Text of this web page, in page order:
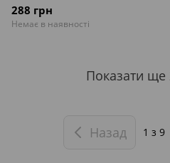
288 грн
Немає в наявності
Показати ще
Назад 1 з 9